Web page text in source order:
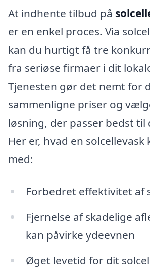
At indhente tilbud på
er en enkel proces. Via
kan du hurtigt få tre
fra seriøse firmaer i dit
Tjenesten gør det nemt for
sammenligne priser og
løsning, der passer bedst til
Her er, hvad en
med:
Forbedret effektivitet af
Fjernelse af skadelige
kan påvirke ydeevnen
Øget levetid for dit